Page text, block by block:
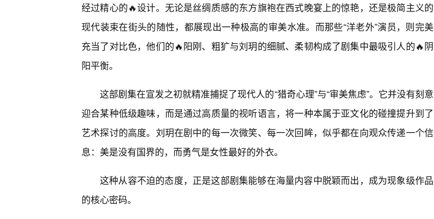
经过精心的🔥设计。无论是丝绸质感的东方旗袍在西式晚宴上的惊艳，还是极简主义的
现代装束在街头的随性，都展现出一种极高的审美水准。而那些“洋老外”演员，则完美
充当了对比色，他们的🔥阳刚、粗犷与刘玥的细腻、柔韧构成了剧集中最吸引人的🔥阴
阳平衡。
这部剧集在宣发之初就精准捕捉了现代人的“猎奇心理”与“审美焦虑”。它并没有刻意
迎合某种低级趣味，而是通过高质量的视听语言，将一种本属于亚文化的碰撞提升到了
艺术探讨的高度。刘玥在剧中的每一次微笑、每一次回眸，似乎都在向观众传递一个信
息：美是没有国界的，而勇气是女性最好的外衣。
这种从容不迫的态度，正是这部剧集能够在海量内容中脱颖而出，成为现象级作品
的核心密码。